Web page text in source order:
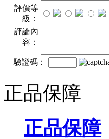
評價等
級：
評論內
容：
驗證碼：
正品保障
正品保障